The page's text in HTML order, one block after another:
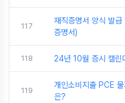
117
재직증명서 양식 발
증명서)
118 24년 10월 증시 캘린
119
개인소비지출 PCE
은?